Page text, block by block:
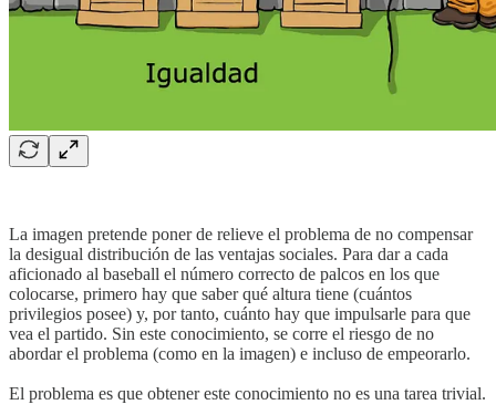
La imagen pretende poner de relieve el problema de no compensar
la desigual distribución de las ventajas sociales. Para dar a cada
aficionado al baseball el número correcto de palcos en los que
colocarse, primero hay que saber qué altura tiene (cuántos
privilegios posee) y, por tanto, cuánto hay que impulsarle para que
vea el partido. Sin este conocimiento, se corre el riesgo de no
abordar el problema (como en la imagen) e incluso de empeorarlo.
El problema es que obtener este conocimiento no es una tarea trivial.